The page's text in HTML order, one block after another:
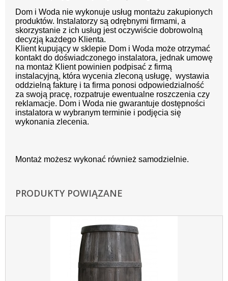
Dom i Woda nie wykonuje usług montażu zakupionych
produktów. Instalatorzy są odrębnymi firmami, a
skorzystanie z ich usług jest oczywiście dobrowolną
decyzją każdego Klienta.
Klient kupujący w sklepie Dom i Woda może otrzymać
kontakt do doświadczonego instalatora, jednak umowę
na montaż Klient powinien podpisać z firmą
instalacyjną, która wycenia zleconą usługę, wystawia
oddzielną fakturę i ta firma ponosi odpowiedzialność
za swoją pracę, rozpatruje ewentualne roszczenia czy
reklamacje. Dom i Woda nie gwarantuje dostępności
instalatora w wybranym terminie i podjęcia się
wykonania zlecenia.
Montaż możesz wykonać również samodzielnie.
PRODUKTY POWIĄZANE